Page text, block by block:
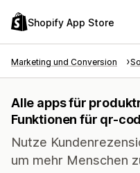
Shopify App Store
Marketing und Conversion
Alle apps für
Funktionen für qr-
Nutze
um mehr Menschen